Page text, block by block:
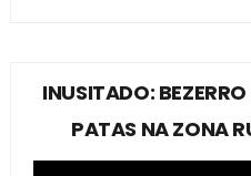
INUSITADO:
PATAS NA ZONA